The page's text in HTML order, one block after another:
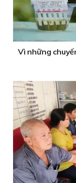
Vì những